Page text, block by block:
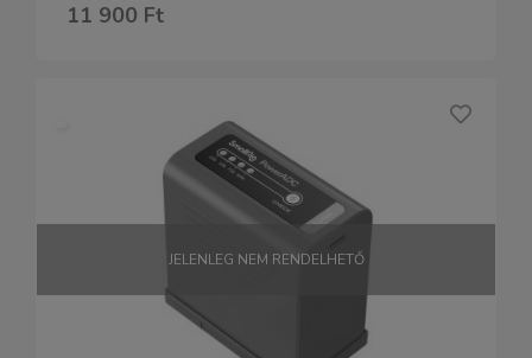
11 900 Ft
JELENLEG NEM RENDELHETŐ